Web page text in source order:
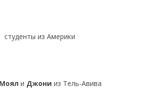
студенты из Америки
и Джони из Тель-Авива